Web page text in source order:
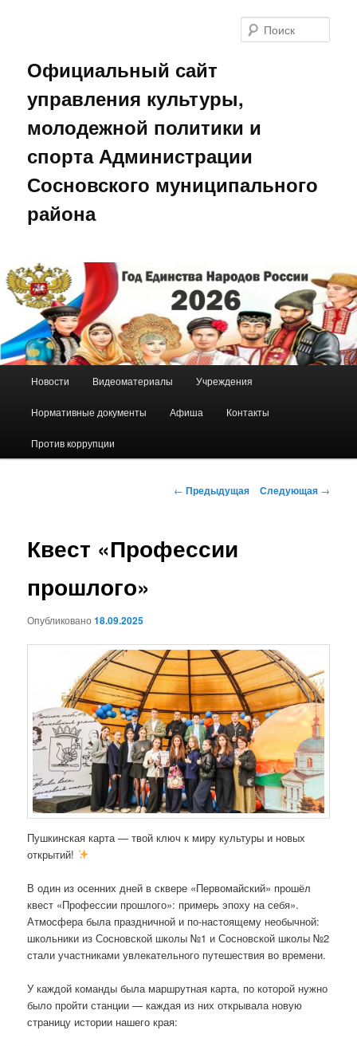
Официальный сайт
управления культуры,
молодежной политики и
спорта Администрации
Сосновского муниципального
района
Перейти
к
основному
Новости Видеоматериалы Учреждения
Нормативные документы Афиша Контакты
Против коррупции
Навигация
← Предыдущая Следующая →
Квест «Профессии
прошлого»
Опубликовано18.09.2025
Пушкинская карта — твой ключ к миру культуры и новых
открытий!
В один из осенних дней в сквере «Первомайский» прошёл
квест «Профессии прошлого»: примерь эпоху на себя».
Атмосфера была праздничной и по-настоящему необычной:
школьники из Сосновской школы №1 и Сосновской школы №2
стали участниками увлекательного путешествия во времени.
У каждой команды была маршрутная карта, по которой нужно
было пройти станции — каждая из них открывала новую
страницу истории нашего края: